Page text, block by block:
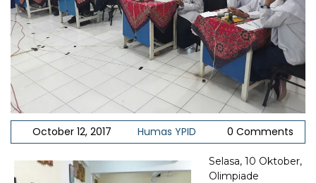
October 12, 2017 Humas YPID 0 Comments
Selasa, 10 Oktober,
Olimpiade